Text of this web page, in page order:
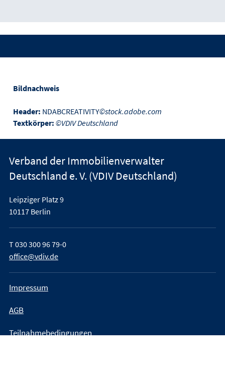
Bildnachweis
Header: NDABCREATIVITY©stock.adobe.com
Textkörper: ©VDIV Deutschland
Verband der Immobilienverwalter
Deutschland e. V. (VDIV Deutschland)
Leipziger Platz 9
10117 Berlin
T030 300 96 79-0
office@vdiv.de
Impressum
AGB
Teilnahmebedingungen